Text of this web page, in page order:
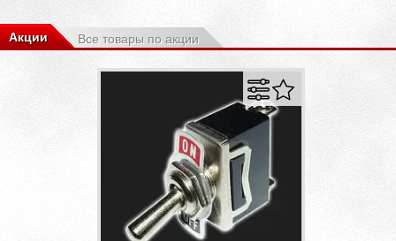
Акции Все товары по акции